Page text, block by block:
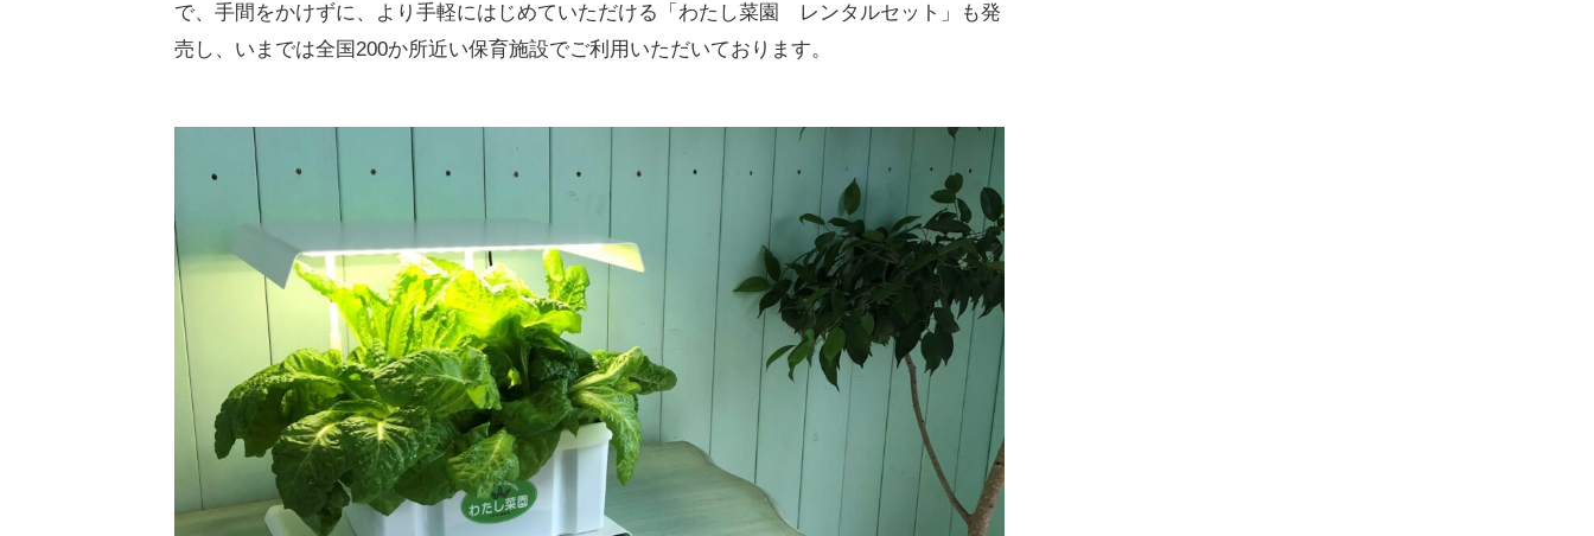
で、手間をかけずに、より手軽にはじめていただける「わたし菜園 レンタルセット」も発
売し、いまでは全国200か所近い保育施設でご利用いただいております。